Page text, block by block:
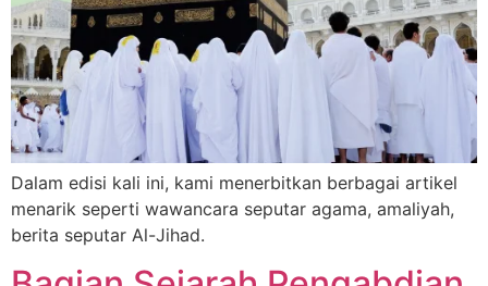
Dalam edisi kali ini, kami menerbitkan berbagai artikel
menarik seperti wawancara seputar agama, amaliyah,
berita seputar Al-Jihad.